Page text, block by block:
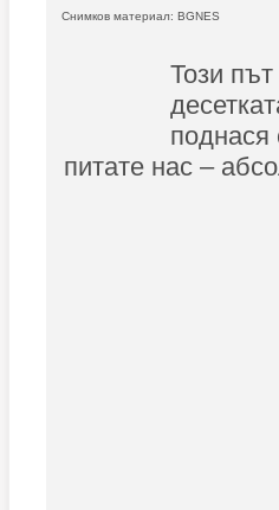
Снимков материал: BGNES
Този
поднася
питате нас –